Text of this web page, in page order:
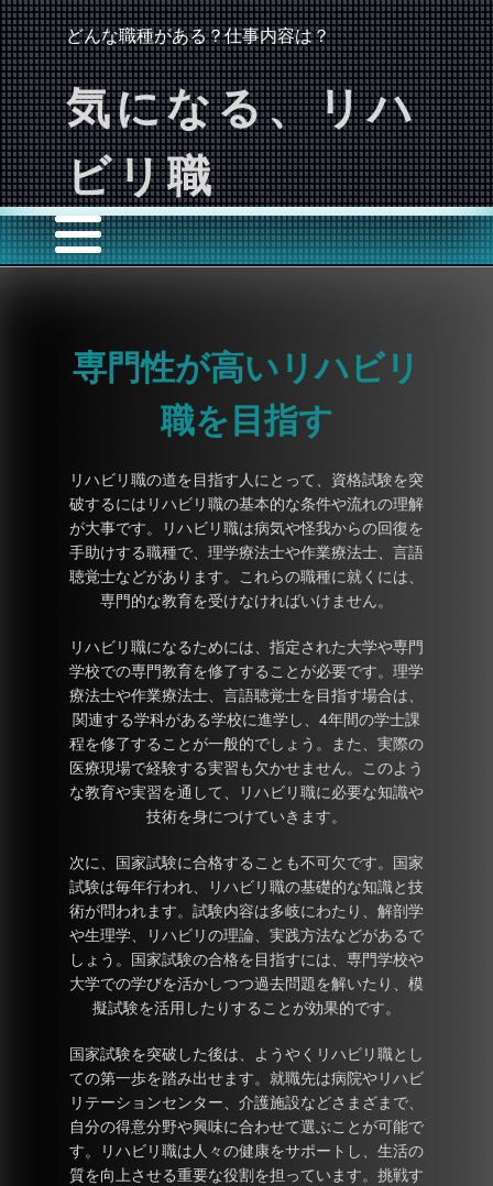
どんな職種がある？仕事内容は？
気になる、リハ
ビリ職
専門性が高いリハビリ
職を目指す
リハビリ職の道を目指す人にとって、資格試験を突
破するにはリハビリ職の基本的な条件や流れの理解
が大事です。リハビリ職は病気や怪我からの回復を
手助けする職種で、理学療法士や作業療法士、言語
聴覚士などがあります。これらの職種に就くには、
専門的な教育を受けなければいけません。
リハビリ職になるためには、指定された大学や専門
学校での専門教育を修了することが必要です。理学
療法士や作業療法士、言語聴覚士を目指す場合は、
関連する学科がある学校に進学し、4年間の学士課
程を修了することが一般的でしょう。また、実際の
医療現場で経験する実習も欠かせません。このよう
な教育や実習を通して、リハビリ職に必要な知識や
技術を身につけていきます。
次に、国家試験に合格することも不可欠です。国家
試験は毎年行われ、リハビリ職の基礎的な知識と技
術が問われます。試験内容は多岐にわたり、解剖学
や生理学、リハビリの理論、実践方法などがあるで
しょう。国家試験の合格を目指すには、専門学校や
大学での学びを活かしつつ過去問題を解いたり、模
擬試験を活用したりすることが効果的です。
国家試験を突破した後は、ようやくリハビリ職とし
ての第一歩を踏み出せます。就職先は病院やリハビ
リテーションセンター、介護施設などさまざまで、
自分の得意分野や興味に合わせて選ぶことが可能で
す。リハビリ職は人々の健康をサポートし、生活の
質を向上させる重要な役割を担っています。挑戦す